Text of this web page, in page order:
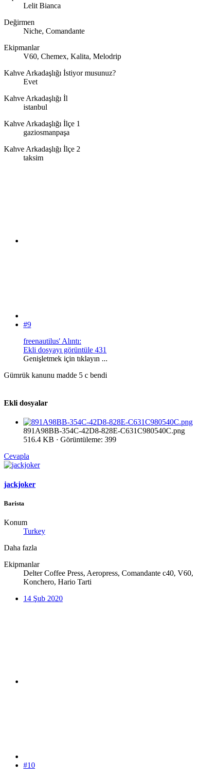
Lelit Bianca
Değirmen
Niche, Comandante
Ekipmanlar
V60, Chemex, Kalita, Melodrip
Kahve Arkadaşlığı İstiyor musunuz?
Evet
Kahve Arkadaşlığı İl
istanbul
Kahve Arkadaşlığı İlçe 1
gaziosmanpaşa
Kahve Arkadaşlığı İlçe 2
taksim
#9
freenautilus' Alıntı:
Ekli dosyayı görüntüle 431
Genişletmek için tıklayın ...
Gümrük kanunu madde 5 c bendi
Ekli dosyalar
891A98BB-354C-42D8-828E-C631C980540C.png
516.4 KB · Görüntüleme: 399
Cevapla
jackjoker
Barista
Konum
Turkey
Daha fazla
Ekipmanlar
Delter Coffee Press, Aeropress, Comandante c40, V60,
Konchero, Hario Tarti
14 Şub 2020
#10